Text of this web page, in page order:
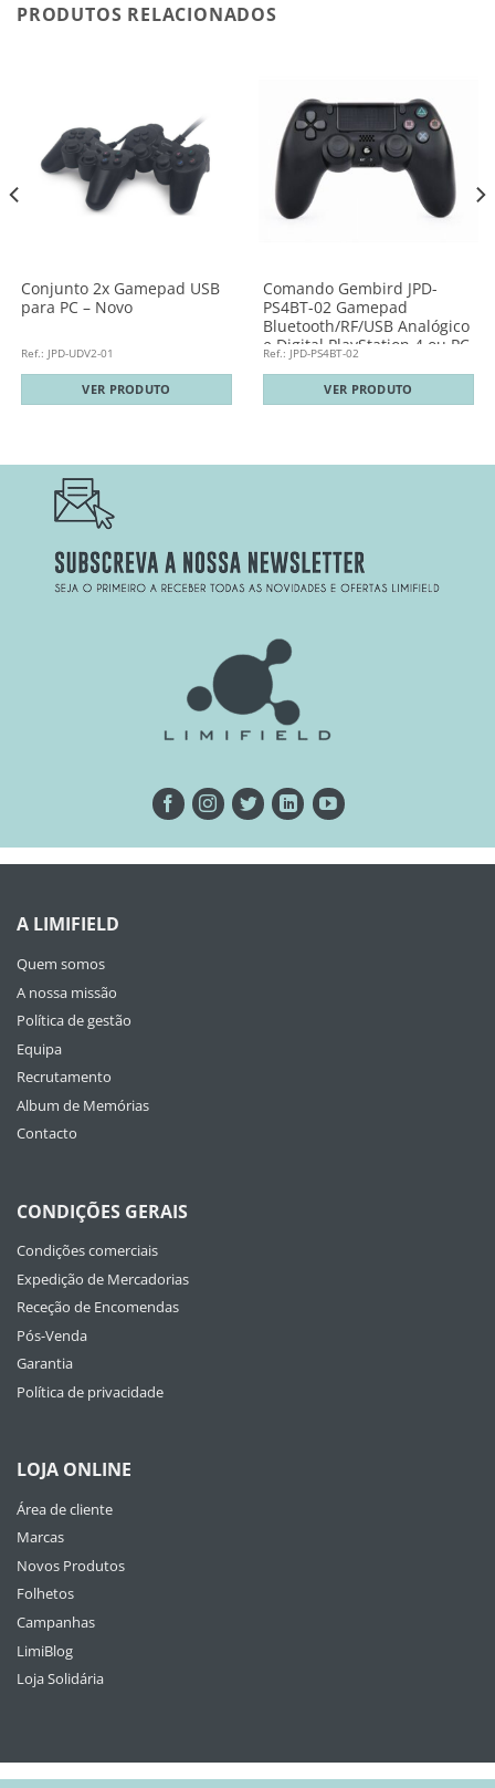
PRODUTOS RELACIONADOS
Conjunto 2x Gamepad USB
para PC – Novo
Ref.: JPD-UDV2-01
VER PRODUTO
Comando Gembird JPD-
PS4BT-02 Gamepad
Bluetooth/RF/USB Analógico
e Digital PlayStation 4 ou PC
Ref.: JPD-PS4BT-02
VER PRODUTO
A LIMIFIELD
Quem somos
A nossa missão
Política de gestão
Equipa
Recrutamento
Album de Memórias
Contacto
CONDIÇÕES GERAIS
Condições comerciais
Expedição de Mercadorias
Receção de Encomendas
Pós-Venda
Garantia
Política de privacidade
LOJA ONLINE
Área de cliente
Marcas
Novos Produtos
Folhetos
Campanhas
LimiBlog
Loja Solidária